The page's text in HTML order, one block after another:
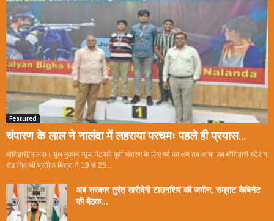
Featured
चंपारण के लाल ने नालंदा में लहराया परचमः पहले ही प्रयास...
मोतिहारी/नालंदा। यूथ मुकाम न्यूज नेटवर्क पूर्वी चंपारण के लिए गर्व का क्षण तब आया जब मोतिहारी स्टेशन
रोड निवासी प्रतीक मिश्रा ने 19 से 25...
अब सरकार तुरंत खरीदेगी टाउनशिप की जमीन, सम्राट कैबिनेट
की बैठक...